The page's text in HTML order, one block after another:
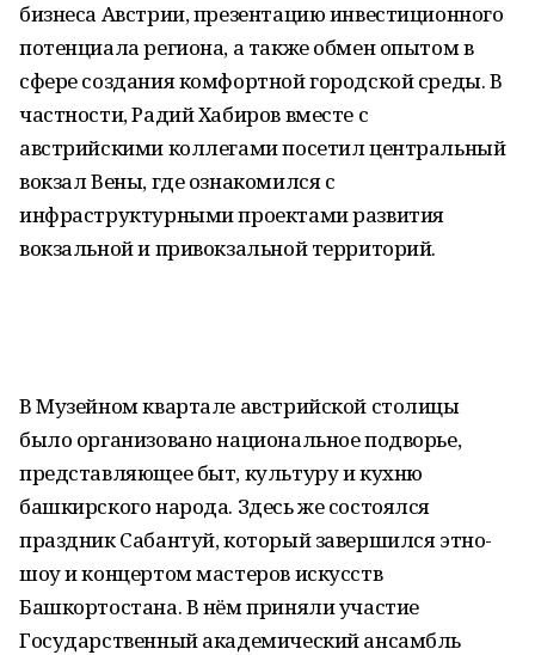
бизнеса Австрии, презентацию инвестиционного
потенциала региона, а также обмен опытом в
сфере создания комфортной городской среды. В
частности, Радий Хабиров вместе с
австрийскими коллегами посетил центральный
вокзал Вены, где ознакомился с
инфраструктурными проектами развития
вокзальной и привокзальной территорий.
В Музейном квартале австрийской столицы
было организовано национальное подворье,
представляющее быт, культуру и кухню
башкирского народа. Здесь же состоялся
праздник Сабантуй, который завершился этно-
шоу и концертом мастеров искусств
Башкортостана. В нём приняли участие
Государственный академический ансамбль